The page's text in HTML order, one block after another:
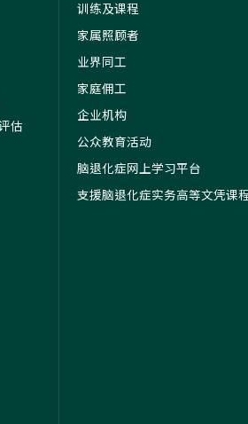
估
训练及课程
家属照顾者
业界同工
家庭佣工
企业机构
公众教育活动
脑退化症网上学习平台
支援脑退化症实务高等文凭课